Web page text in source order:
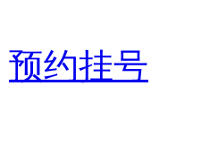
预约挂号